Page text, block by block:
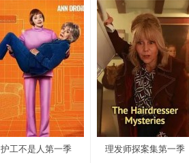
护工不是人第一季 理发师探案集第一季